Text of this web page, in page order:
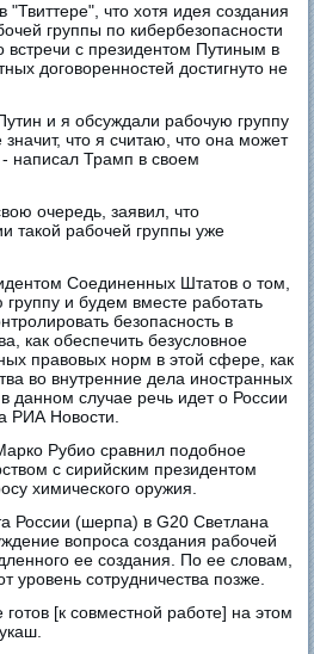
что хотя идея создания
группы по кибербезопасности
встречи с президентом Путиным в
договоренностей достигнуто не
и я обсуждали рабочую группу
что я считаю, что она может
написал Трамп в своем
очередь, заявил, что
такой рабочей группы уже
Соединенных Штатов о том,
и будем вместе работать
безопасность в
как обеспечить безусловное
правовых норм в этой сфере, как
во внутренние дела иностранных
данном случае речь идет о России
РИА Новости.
Рубио сравнил подобное
с сирийским президентом
химического оружия.
России (шерпа) в G20 Светлана
вопроса создания рабочей
ее создания. По ее словам,
уровень сотрудничества позже.
[к совместной работе] на этом